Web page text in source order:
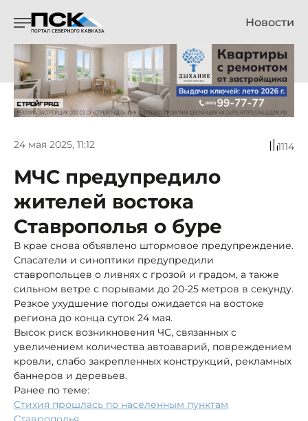
Новости
24 мая 2025, 11:12 1114
МЧС предупредило
жителей востока
Ставрополья о буре
В крае снова объявлено штормовое предупреждение.
Спасатели и синоптики предупредили
ставропольцев о ливнях с грозой и градом, а также
сильном ветре с порывами до 20-25 метров в секунду.
Резкое ухудшение погоды ожидается на востоке
региона до конца суток 24 мая.
Высок риск возникновения ЧС, связанных с
увеличением количества автоаварий, повреждением
кровли, слабо закрепленных конструкций, рекламных
баннеров и деревьев.
Ранее по теме:
Стихия прошлась по населенным пунктам